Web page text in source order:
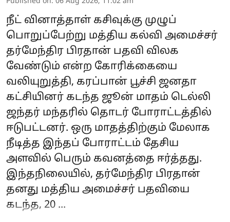
நீட் வினாத்தாள் கசிவுக்கு முழுப்
பொறுப்பேற்று மத்திய கல்வி அமைச்சர்
தர்மேந்திர பிரதான் பதவி விலக
வேண்டும் என்ற கோரிக்கையை
வலியுறுத்தி, கரப்பான் பூச்சி ஜனதா
கட்சியினர் கடந்த ஜூன் மாதம் டெல்லி
ஜந்தர் மந்தரில் தொடர் போராட்டத்தில்
ஈடுபட்டனர். ஒரு மாதத்திற்கும் மேலாக
நீடித்த இந்தப் போராட்டம் தேசிய
அளவில் பெரும் கவனத்தை ஈர்த்தது.
இந்தநிலையில், தர்மேந்திர பிரதான்
தனது மத்திய அமைச்சர் பதவியை
கடந்த, 20 ...